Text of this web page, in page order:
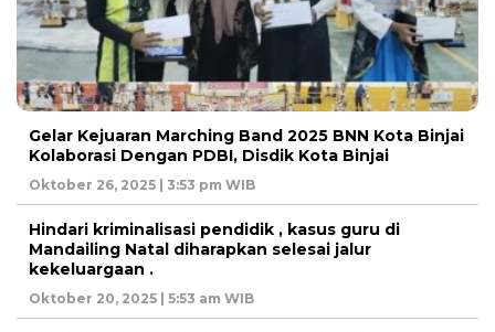
Gelar Kejuaran Marching Band 2025 BNN Kota Binjai
Kolaborasi Dengan PDBI, Disdik Kota Binjai
Oktober 26, 2025 | 3:53 pm WIB
Hindari kriminalisasi pendidik , kasus guru di
Mandailing Natal diharapkan selesai jalur
kekeluargaan .
Oktober 20, 2025 | 5:53 am WIB